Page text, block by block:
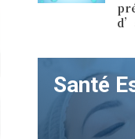
Santé